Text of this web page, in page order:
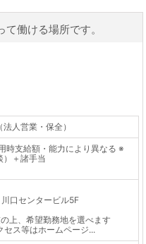
て働ける場所です。
人営業・保全）
時支給額・能力により異なる ※
）＋諸手当
口センタービル5F
上、希望勤務地を選べます
ス等はホームページ...